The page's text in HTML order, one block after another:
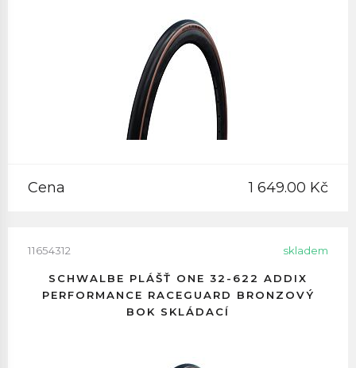
Cena 1 649.00 Kč
11654312 skladem
SCHWALBE PLÁŠŤ ONE 32-622 ADDIX
PERFORMANCE RACEGUARD BRONZOVÝ
BOK SKLÁDACÍ